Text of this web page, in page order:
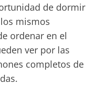
de dormir
mismos
ordenar en el
ver por las
completos de